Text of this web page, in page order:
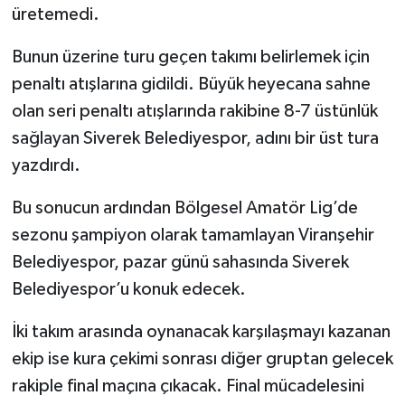
üretemedi.
Bunun üzerine turu geçen takımı belirlemek için
penaltı atışlarına gidildi. Büyük heyecana sahne
olan seri penaltı atışlarında rakibine 8-7 üstünlük
sağlayan Siverek Belediyespor, adını bir üst tura
yazdırdı.
Bu sonucun ardından Bölgesel Amatör Lig’de
sezonu şampiyon olarak tamamlayan Viranşehir
Belediyespor, pazar günü sahasında Siverek
Belediyespor’u konuk edecek.
İki takım arasında oynanacak karşılaşmayı kazanan
ekip ise kura çekimi sonrası diğer gruptan gelecek
rakiple final maçına çıkacak. Final mücadelesini